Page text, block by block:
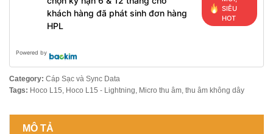
khách hàng đã phát sinh đơn hàng
HPL
SIÊU
HOT
Powered by
Category: Cáp Sạc và Sync Data
Tags: Hoco L15, Hoco L15 - Lightning, Micro thu âm, thu âm không dây
MÔ TẢ